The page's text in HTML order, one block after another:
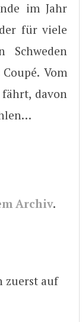
im Jahr
für viele
Schweden
Vom
davon
Archiv.
zuerst auf